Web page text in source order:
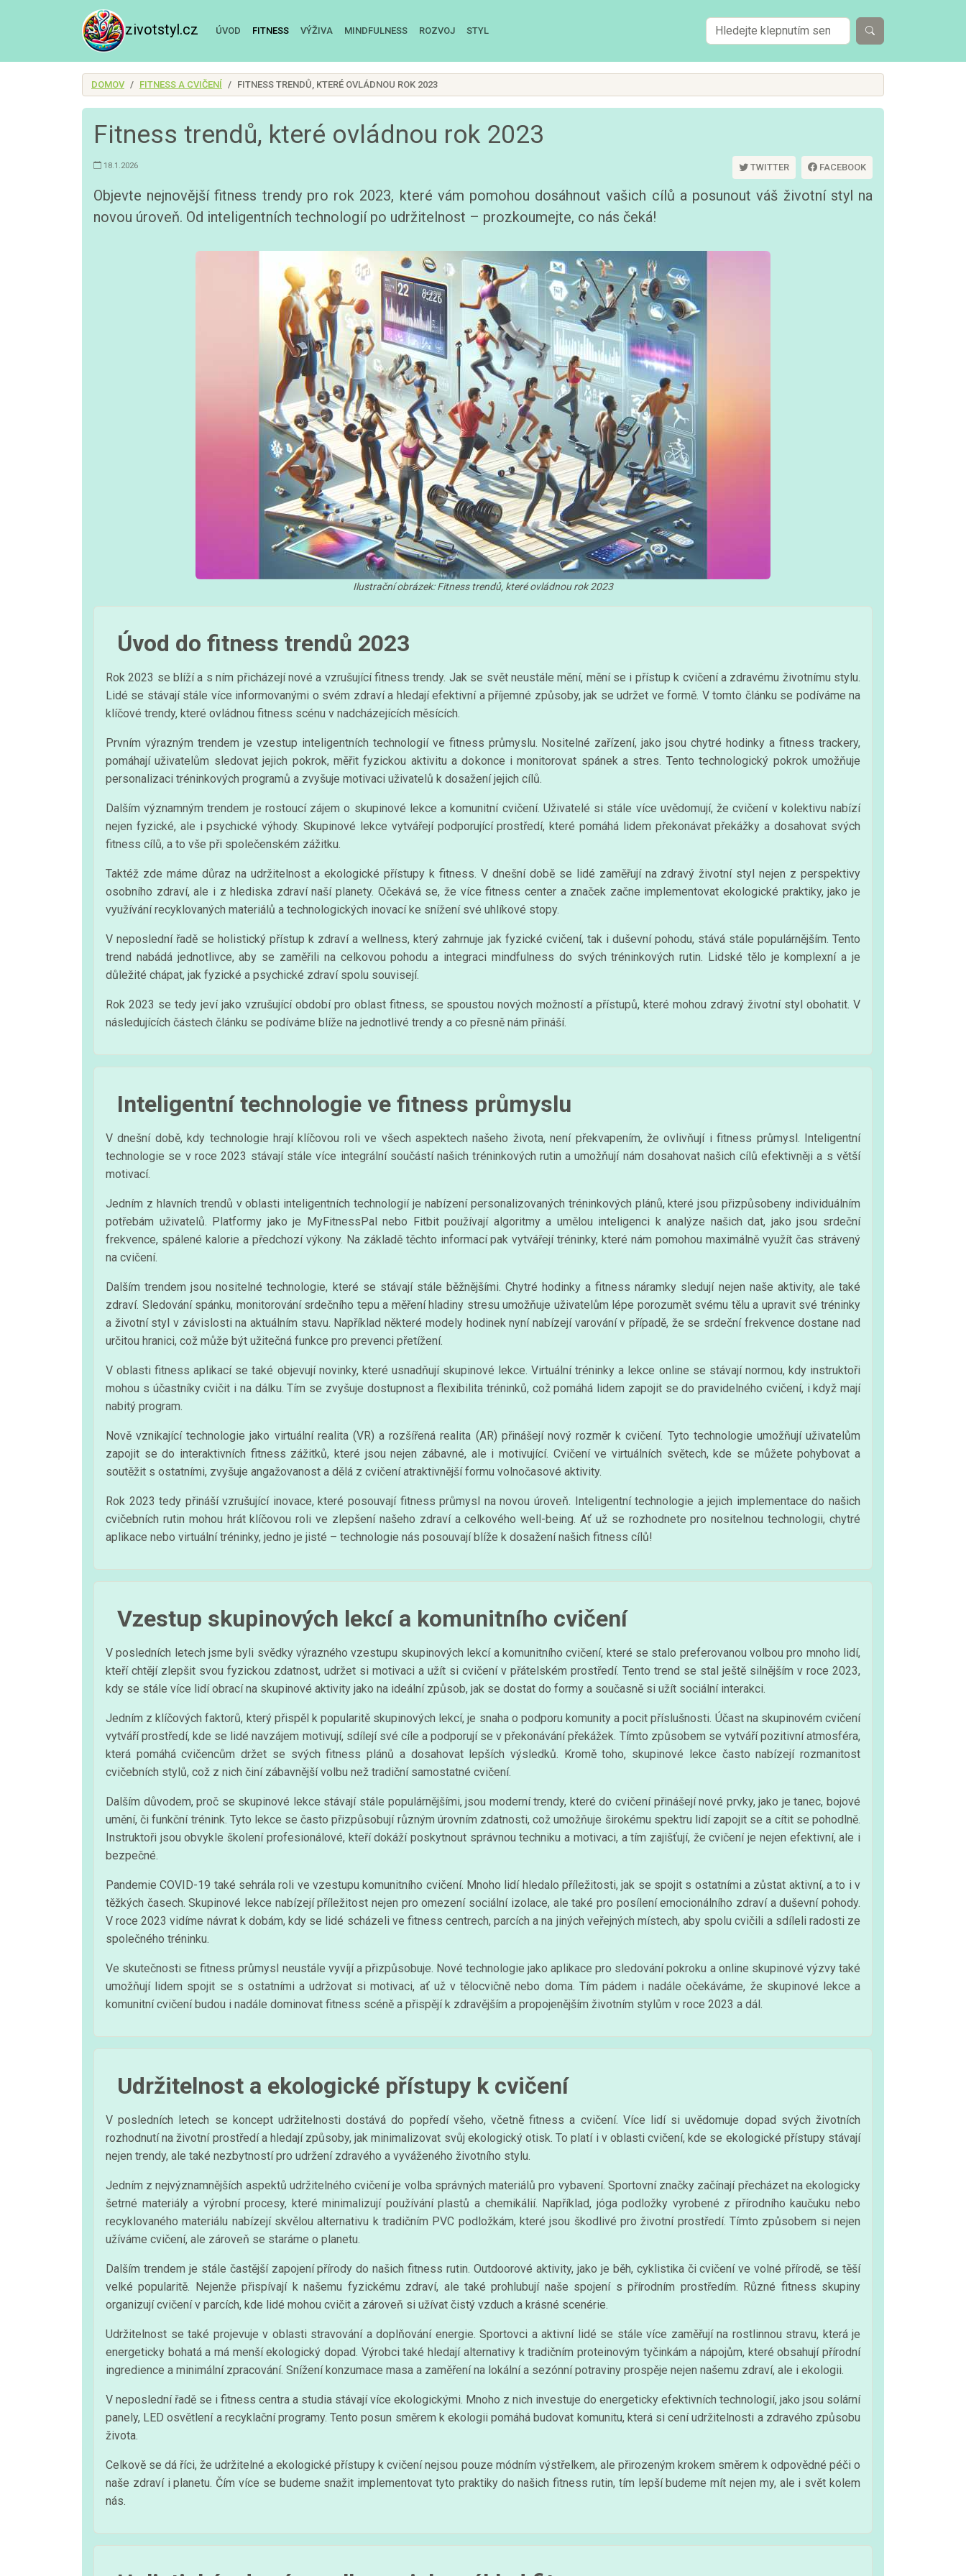
zivotstyl.cz ÚVOD FITNESS VÝŽIVA MINDFULNESS ROZVOJ STYL
DOMOV FITNESS A CVIČENÍ FITNESS TRENDŮ, KTERÉ OVLÁDNOU ROK 2023
Fitness trendů, které ovládnou rok 2023
18.1.2026 TWITTER FACEBOOK
Objevte nejnovější fitness trendy pro rok 2023, které vám pomohou dosáhnout vašich cílů a posunout váš životní styl na
novou úroveň. Od inteligentních technologií po udržitelnost – prozkoumejte, co nás čeká!
Ilustrační obrázek: Fitness trendů, které ovládnou rok 2023
Úvod do fitness trendů 2023
Rok 2023 se blíží a s ním přicházejí nové a vzrušující fitness trendy. Jak se svět neustále mění, mění se i přístup k cvičení a zdravému životnímu stylu.
Lidé se stávají stále více informovanými o svém zdraví a hledají efektivní a příjemné způsoby, jak se udržet ve formě. V tomto článku se podíváme na
klíčové trendy, které ovládnou fitness scénu v nadcházejících měsících.
Prvním výrazným trendem je vzestup inteligentních technologií ve fitness průmyslu. Nositelné zařízení, jako jsou chytré hodinky a fitness trackery,
pomáhají uživatelům sledovat jejich pokrok, měřit fyzickou aktivitu a dokonce i monitorovat spánek a stres. Tento technologický pokrok umožňuje
personalizaci tréninkových programů a zvyšuje motivaci uživatelů k dosažení jejich cílů.
Dalším významným trendem je rostoucí zájem o skupinové lekce a komunitní cvičení. Uživatelé si stále více uvědomují, že cvičení v kolektivu nabízí
nejen fyzické, ale i psychické výhody. Skupinové lekce vytvářejí podporující prostředí, které pomáhá lidem překonávat překážky a dosahovat svých
fitness cílů, a to vše při společenském zážitku.
Taktéž zde máme důraz na udržitelnost a ekologické přístupy k fitness. V dnešní době se lidé zaměřují na zdravý životní styl nejen z perspektivy
osobního zdraví, ale i z hlediska zdraví naší planety. Očekává se, že více fitness center a značek začne implementovat ekologické praktiky, jako je
využívání recyklovaných materiálů a technologických inovací ke snížení své uhlíkové stopy.
V neposlední řadě se holistický přístup k zdraví a wellness, který zahrnuje jak fyzické cvičení, tak i duševní pohodu, stává stále populárnějším. Tento
trend nabádá jednotlivce, aby se zaměřili na celkovou pohodu a integraci mindfulness do svých tréninkových rutin. Lidské tělo je komplexní a je
důležité chápat, jak fyzické a psychické zdraví spolu souvisejí.
Rok 2023 se tedy jeví jako vzrušující období pro oblast fitness, se spoustou nových možností a přístupů, které mohou zdravý životní styl obohatit. V
následujících částech článku se podíváme blíže na jednotlivé trendy a co přesně nám přináší.
Inteligentní technologie ve fitness průmyslu
V dnešní době, kdy technologie hrají klíčovou roli ve všech aspektech našeho života, není překvapením, že ovlivňují i fitness průmysl. Inteligentní
technologie se v roce 2023 stávají stále více integrální součástí našich tréninkových rutin a umožňují nám dosahovat našich cílů efektivněji a s větší
motivací.
Jedním z hlavních trendů v oblasti inteligentních technologií je nabízení personalizovaných tréninkových plánů, které jsou přizpůsobeny individuálním
potřebám uživatelů. Platformy jako je MyFitnessPal nebo Fitbit používají algoritmy a umělou inteligenci k analýze našich dat, jako jsou srdeční
frekvence, spálené kalorie a předchozí výkony. Na základě těchto informací pak vytvářejí tréninky, které nám pomohou maximálně využít čas strávený
na cvičení.
Dalším trendem jsou nositelné technologie, které se stávají stále běžnějšími. Chytré hodinky a fitness náramky sledují nejen naše aktivity, ale také
zdraví. Sledování spánku, monitorování srdečního tepu a měření hladiny stresu umožňuje uživatelům lépe porozumět svému tělu a upravit své tréninky
a životní styl v závislosti na aktuálním stavu. Například některé modely hodinek nyní nabízejí varování v případě, že se srdeční frekvence dostane nad
určitou hranici, což může být užitečná funkce pro prevenci přetížení.
V oblasti fitness aplikací se také objevují novinky, které usnadňují skupinové lekce. Virtuální tréninky a lekce online se stávají normou, kdy instruktoři
mohou s účastníky cvičit i na dálku. Tím se zvyšuje dostupnost a flexibilita tréninků, což pomáhá lidem zapojit se do pravidelného cvičení, i když mají
nabitý program.
Nově vznikající technologie jako virtuální realita (VR) a rozšířená realita (AR) přinášejí nový rozměr k cvičení. Tyto technologie umožňují uživatelům
zapojit se do interaktivních fitness zážitků, které jsou nejen zábavné, ale i motivující. Cvičení ve virtuálních světech, kde se můžete pohybovat a
soutěžit s ostatními, zvyšuje angažovanost a dělá z cvičení atraktivnější formu volnočasové aktivity.
Rok 2023 tedy přináší vzrušující inovace, které posouvají fitness průmysl na novou úroveň. Inteligentní technologie a jejich implementace do našich
cvičebních rutin mohou hrát klíčovou roli ve zlepšení našeho zdraví a celkového well-being. Ať už se rozhodnete pro nositelnou technologii, chytré
aplikace nebo virtuální tréninky, jedno je jisté – technologie nás posouvají blíže k dosažení našich fitness cílů!
Vzestup skupinových lekcí a komunitního cvičení
V posledních letech jsme byli svědky výrazného vzestupu skupinových lekcí a komunitního cvičení, které se stalo preferovanou volbou pro mnoho lidí,
kteří chtějí zlepšit svou fyzickou zdatnost, udržet si motivaci a užít si cvičení v přátelském prostředí. Tento trend se stal ještě silnějším v roce 2023,
kdy se stále více lidí obrací na skupinové aktivity jako na ideální způsob, jak se dostat do formy a současně si užít sociální interakci.
Jedním z klíčových faktorů, který přispěl k popularitě skupinových lekcí, je snaha o podporu komunity a pocit příslušnosti. Účast na skupinovém cvičení
vytváří prostředí, kde se lidé navzájem motivují, sdílejí své cíle a podporují se v překonávání překážek. Tímto způsobem se vytváří pozitivní atmosféra,
která pomáhá cvičencům držet se svých fitness plánů a dosahovat lepších výsledků. Kromě toho, skupinové lekce často nabízejí rozmanitost
cvičebních stylů, což z nich činí zábavnější volbu než tradiční samostatné cvičení.
Dalším důvodem, proč se skupinové lekce stávají stále populárnějšími, jsou moderní trendy, které do cvičení přinášejí nové prvky, jako je tanec, bojové
umění, či funkční trénink. Tyto lekce se často přizpůsobují různým úrovním zdatnosti, což umožňuje širokému spektru lidí zapojit se a cítit se pohodlně.
Instruktoři jsou obvykle školení profesionálové, kteří dokáží poskytnout správnou techniku a motivaci, a tím zajišťují, že cvičení je nejen efektivní, ale i
bezpečné.
Pandemie COVID-19 také sehrála roli ve vzestupu komunitního cvičení. Mnoho lidí hledalo příležitosti, jak se spojit s ostatními a zůstat aktivní, a to i v
těžkých časech. Skupinové lekce nabízejí příležitost nejen pro omezení sociální izolace, ale také pro posílení emocionálního zdraví a duševní pohody.
V roce 2023 vidíme návrat k dobám, kdy se lidé scházeli ve fitness centrech, parcích a na jiných veřejných místech, aby spolu cvičili a sdíleli radosti ze
společného tréninku.
Ve skutečnosti se fitness průmysl neustále vyvíjí a přizpůsobuje. Nové technologie jako aplikace pro sledování pokroku a online skupinové výzvy také
umožňují lidem spojit se s ostatními a udržovat si motivaci, ať už v tělocvičně nebo doma. Tím pádem i nadále očekáváme, že skupinové lekce a
komunitní cvičení budou i nadále dominovat fitness scéně a přispějí k zdravějším a propojenějším životním stylům v roce 2023 a dál.
Udržitelnost a ekologické přístupy k cvičení
V posledních letech se koncept udržitelnosti dostává do popředí všeho, včetně fitness a cvičení. Více lidí si uvědomuje dopad svých životních
rozhodnutí na životní prostředí a hledají způsoby, jak minimalizovat svůj ekologický otisk. To platí i v oblasti cvičení, kde se ekologické přístupy stávají
nejen trendy, ale také nezbytností pro udržení zdravého a vyváženého životního stylu.
Jedním z nejvýznamnějších aspektů udržitelného cvičení je volba správných materiálů pro vybavení. Sportovní značky začínají přecházet na ekologicky
šetrné materiály a výrobní procesy, které minimalizují používání plastů a chemikálií. Například, jóga podložky vyrobené z přírodního kaučuku nebo
recyklovaného materiálu nabízejí skvělou alternativu k tradičním PVC podložkám, které jsou škodlivé pro životní prostředí. Tímto způsobem si nejen
užíváme cvičení, ale zároveň se staráme o planetu.
Dalším trendem je stále častější zapojení přírody do našich fitness rutin. Outdoorové aktivity, jako je běh, cyklistika či cvičení ve volné přírodě, se těší
velké popularitě. Nejenže přispívají k našemu fyzickému zdraví, ale také prohlubují naše spojení s přírodním prostředím. Různé fitness skupiny
organizují cvičení v parcích, kde lidé mohou cvičit a zároveň si užívat čistý vzduch a krásné scenérie.
Udržitelnost se také projevuje v oblasti stravování a doplňování energie. Sportovci a aktivní lidé se stále více zaměřují na rostlinnou stravu, která je
energeticky bohatá a má menší ekologický dopad. Výrobci také hledají alternativy k tradičním proteinovým tyčinkám a nápojům, které obsahují přírodní
ingredience a minimální zpracování. Snížení konzumace masa a zaměření na lokální a sezónní potraviny prospěje nejen našemu zdraví, ale i ekologii.
V neposlední řadě se i fitness centra a studia stávají více ekologickými. Mnoho z nich investuje do energeticky efektivních technologií, jako jsou solární
panely, LED osvětlení a recyklační programy. Tento posun směrem k ekologii pomáhá budovat komunitu, která si cení udržitelnosti a zdravého způsobu
života.
Celkově se dá říci, že udržitelné a ekologické přístupy k cvičení nejsou pouze módním výstřelkem, ale přirozeným krokem směrem k odpovědné péči o
naše zdraví i planetu. Čím více se budeme snažit implementovat tyto praktiky do našich fitness rutin, tím lepší budeme mít nejen my, ale i svět kolem
nás.